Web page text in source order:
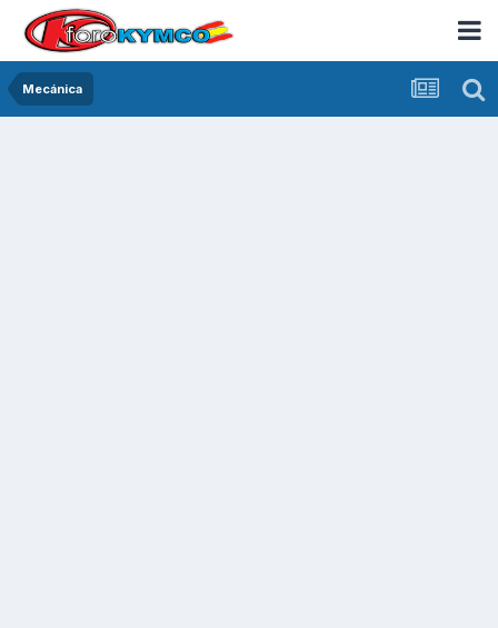
Mecánica